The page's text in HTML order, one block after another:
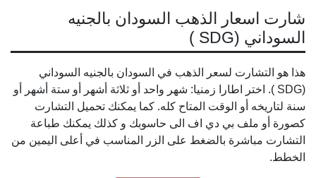
شارت اسعار الذهب السودان بالجنيه
السوداني (SDG )
هذا هو التشارت لسعر الذهب في السودان بالجنيه السوداني
(SDG ). اختر اطارا زمنيا: شهر واحد أو ثلاثة أشهر أو ستة أشهر أو
سنة لتاريخه أو الوقت المتاح كله. كما يمكنك تحميل التشارت
كصورة أو ملف بي دي اف الى حاسوبك و كذلك يمكنك طباعة
التشارت مباشرة بالضغط على الزر المناسب في أعلى اليمين من
الخطط.